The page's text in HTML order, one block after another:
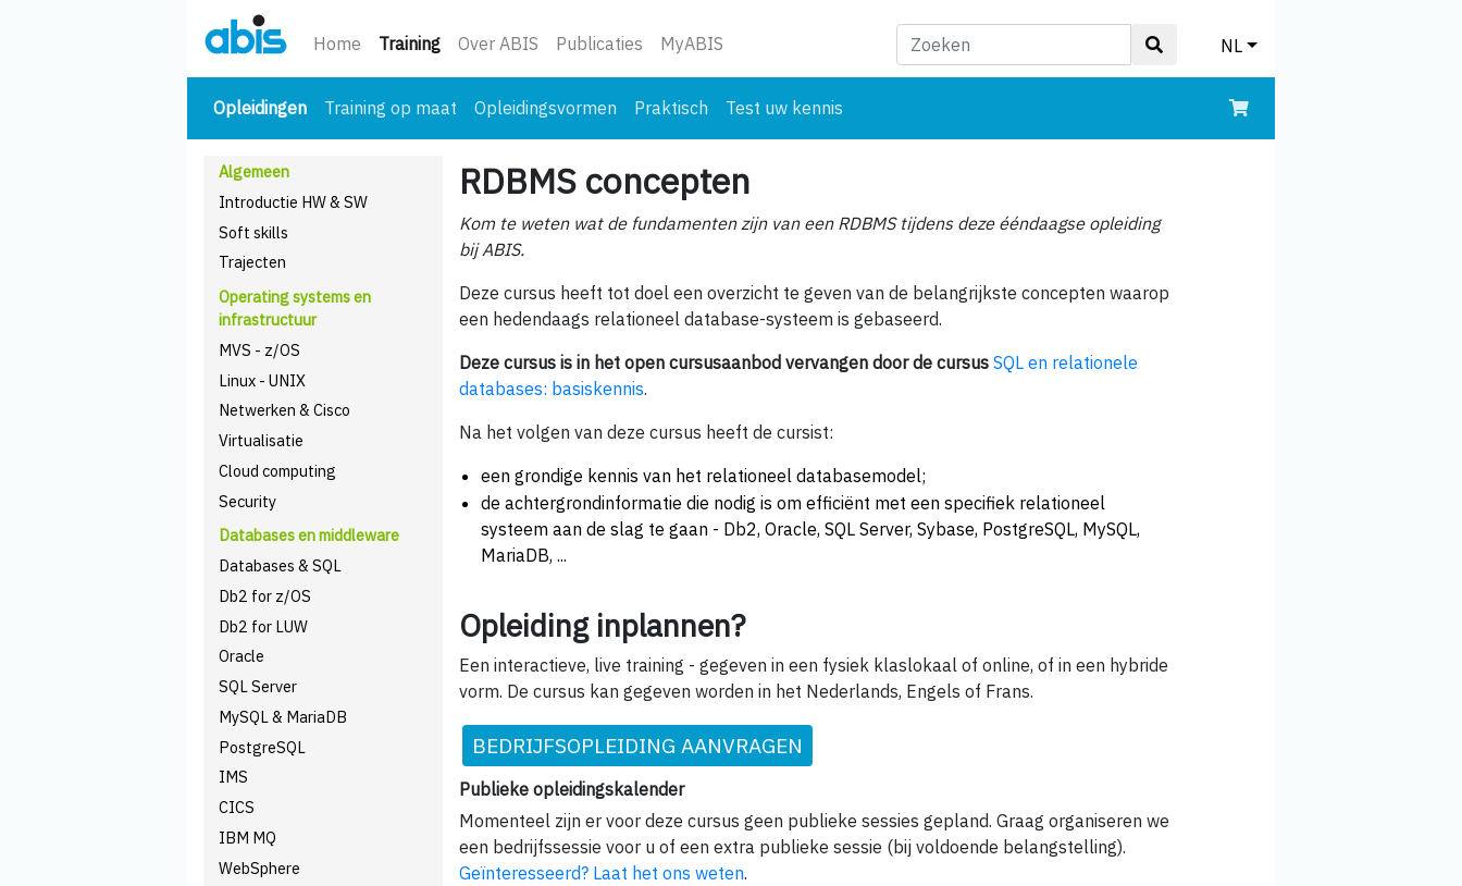
Home Training(huidige)
Over ABIS Publicaties MyABIS NL
Opleidingen(huidige)
Training op maat Opleidingsvormen Praktisch Test uw kennis
Algemeen
Introductie HW & SW
Soft skills
Trajecten
Operating systems en
infrastructuur
MVS - z/OS
Linux - UNIX
Netwerken & Cisco
Virtualisatie
Cloud computing
Security
Databases en middleware
Databases & SQL
Db2 for z/OS
Db2 for LUW
Oracle
SQL Server
MySQL & MariaDB
PostgreSQL
IMS
CICS
IBM MQ
WebSphere
RDBMS concepten
Kom te weten wat de fundamenten zijn van een RDBMS tijdens deze ééndaagse opleiding
bij ABIS.
Deze cursus heeft tot doel een overzicht te geven van de belangrijkste concepten waarop
een hedendaags relationeel database-systeem is gebaseerd.
Deze cursus is in het open cursusaanbod vervangen door de cursus SQL en relationele
databases: basiskennis.
Na het volgen van deze cursus heeft de cursist:
een grondige kennis van het relationeel databasemodel;
de achtergrondinformatie die nodig is om efficiënt met een specifiek relationeel
systeem aan de slag te gaan - Db2, Oracle, SQL Server, Sybase, PostgreSQL, MySQL,
MariaDB, ...
Opleiding inplannen?
Een interactieve, live training - gegeven in een fysiek klaslokaal of online, of in een hybride
vorm. De cursus kan gegeven worden in het Nederlands, Engels of Frans.
BEDRIJFSOPLEIDING AANVRAGEN
Publieke opleidingskalender
Momenteel zijn er voor deze cursus geen publieke sessies gepland. Graag organiseren we
een bedrijfssessie voor u of een extra publieke sessie (bij voldoende belangstelling).
Geïnteresseerd? Laat het ons weten.